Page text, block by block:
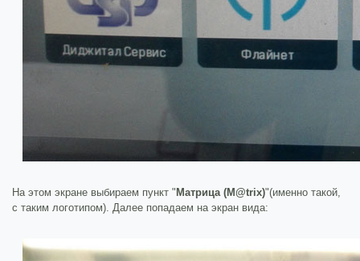
На этом экране выбираем пункт " Матрица (M@trix)"(именно такой,
с таким логотипом). Далее попадаем на экран вида: